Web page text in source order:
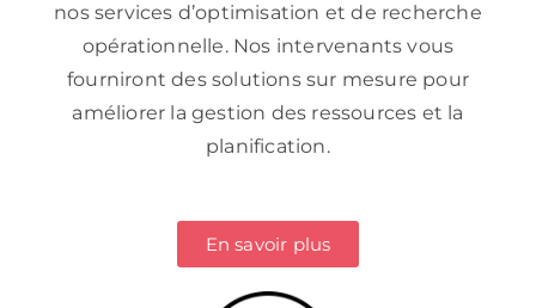
nos services d’optimisation et de recherche
opérationnelle. Nos intervenants vous
fourniront des solutions sur mesure pour
améliorer la gestion des ressources et la
planification.
En savoir plus